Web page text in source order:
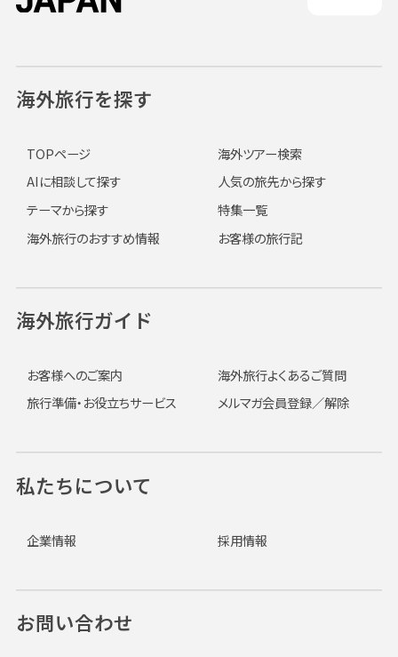
海外旅行を探す
TOPページ
海外ツアー検索
AIに相談して探す
人気の旅先から探す
テーマから探す
特集一覧
海外旅行のおすすめ情報
お客様の旅行記
海外旅行ガイド
お客様へのご案内
海外旅行よくあるご質問
旅行準備・お役立ちサービス
メルマガ会員登録／解除
私たちについて
企業情報 採用情報
お問い合わせ